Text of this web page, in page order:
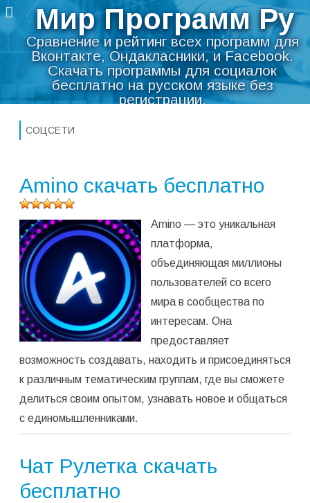
Мир Программ Ру
Сравнение и рейтинг всех программ для
Вконтакте, Ондакласники, и Facebook.
Скачать программы для социалок
бесплатно на русском языке без
регистрации.
социальных сетей — помощники.
СОЦСЕТИ
Amino скачать бесплатно
Оцените
программу
(1оценок,
среднее:
5,00
из 5)
Amino — это уникальная
платформа,
объединяющая миллионы
пользователей со всего
мира в сообщества по
интересам. Она
предоставляет
возможность создавать, находить и присоединяться
к различным тематическим группам, где вы сможете
делиться своим опытом, узнавать новое и общаться
с единомышленниками.
Чат Рулетка скачать
бесплатно